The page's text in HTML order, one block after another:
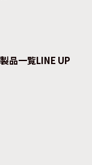
製品一覧LINE UP